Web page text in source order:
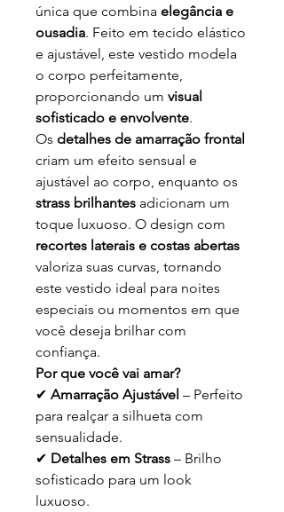
única que combina elegância e
ousadia. Feito em tecido elástico
e ajustável, este vestido modela
o corpo perfeitamente,
proporcionando um visual
sofisticado e envolvente.
Os detalhes de amarração frontal
criam um efeito sensual e
ajustável ao corpo, enquanto os
strass brilhantes adicionam um
toque luxuoso. O design com
recortes laterais e costas abertas
valoriza suas curvas, tornando
este vestido ideal para noites
especiais ou momentos em que
você deseja brilhar com
confiança.
Por que você vai amar?
✔ Amarração Ajustável – Perfeito
para realçar a silhueta com
sensualidade.
✔ Detalhes em Strass – Brilho
sofisticado para um look
luxuoso.